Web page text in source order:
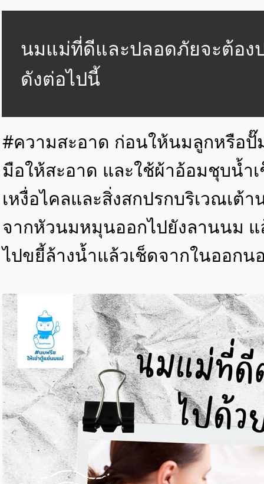
นมแม่ที่ดีและปลอดภัยจะต้อง
ดังต่อไปนี้
#ความสะอาด ก่อนให้นมลูกหรือ
มือให้สะอาด และใช้ผ้าอ้อมชุบน้ำ
เหงื่อไคลและสิ่งสกปรกบริเวณเต้
จากหัวนมหมุนออกไปยังลานนม แ
ไปขยี้ล้างน้ำแล้วเช็ดจากในออกน